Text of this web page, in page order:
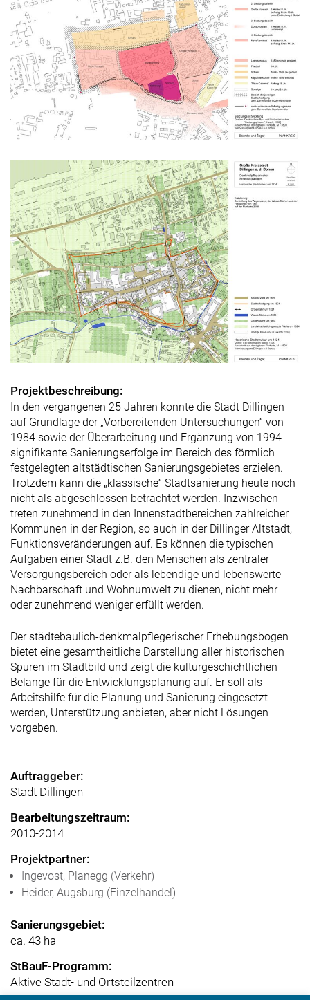
Projektbeschreibung:
In den vergangenen 25 Jahren konnte die Stadt Dillingen
auf Grundlage der „Vorbereitenden Untersuchungen“ von
1984 sowie der Überarbeitung und Ergänzung von 1994
signifikante Sanierungserfolge im Bereich des förmlich
festgelegten altstädtischen Sanierungsgebietes erzielen.
Trotzdem kann die „klassische“ Stadtsanierung heute noch
nicht als abgeschlossen betrachtet werden. Inzwischen
treten zunehmend in den Innenstadtbereichen zahlreicher
Kommunen in der Region, so auch in der Dillinger Altstadt,
Funktionsveränderungen auf. Es können die typischen
Aufgaben einer Stadt z.B. den Menschen als zentraler
Versorgungsbereich oder als lebendige und lebenswerte
Nachbarschaft und Wohnumwelt zu dienen, nicht mehr
oder zunehmend weniger erfüllt werden.
Der städtebaulich-denkmalpflegerischer Erhebungsbogen
bietet eine gesamtheitliche Darstellung aller historischen
Spuren im Stadtbild und zeigt die kulturgeschichtlichen
Belange für die Entwicklungsplanung auf. Er soll als
Arbeitshilfe für die Planung und Sanierung eingesetzt
werden, Unterstützung anbieten, aber nicht Lösungen
vorgeben.
Auftraggeber:
Stadt Dillingen
Bearbeitungszeitraum:
2010-2014
Projektpartner:
Ingevost, Planegg (Verkehr)
Heider, Augsburg (Einzelhandel)
Sanierungsgebiet:
ca. 43 ha
StBauF-Programm:
Aktive Stadt- und Ortsteilzentren